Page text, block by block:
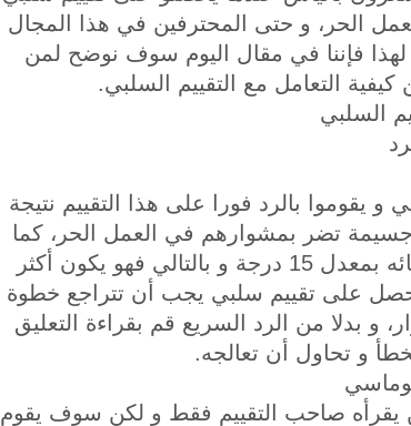
الحر، و حتى المحترفين في هذا المجال
فإننا في مقال اليوم سوف نوضح لمن
التعامل مع التقييم السلبي.
السلبي
بالرد فورا على هذا التقييم نتيجة
تضر بمشوارهم في العمل الحر، كما
أن الإنسان عندما يتعرض للتوتر أو الغضب تقل نسبة ذكائه بمعدل 15 درجة و بالتالي فهو يكون أكثر
على تقييم سلبي يجب أن تتراجع خطوة
و بدلا من الرد السريع قم بقراءة التعليق
و تحاول أن تعالجه.
يقرأه صاحب التقييم فقط و لكن سوف يقوم